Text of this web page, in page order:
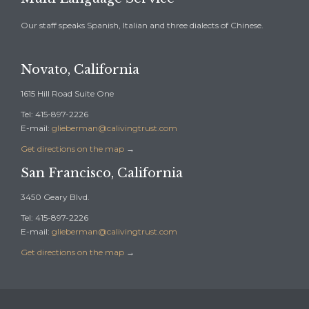
Our staff speaks Spanish, Italian and three dialects of Chinese.
Novato, California
1615 Hill Road Suite One
Tel: 415-897-2226
E-mail: glieberman@calivingtrust.com
Get directions on the map →
San Francisco, California
3450 Geary Blvd.
Tel: 415-897-2226
E-mail: glieberman@calivingtrust.com
Get directions on the map →